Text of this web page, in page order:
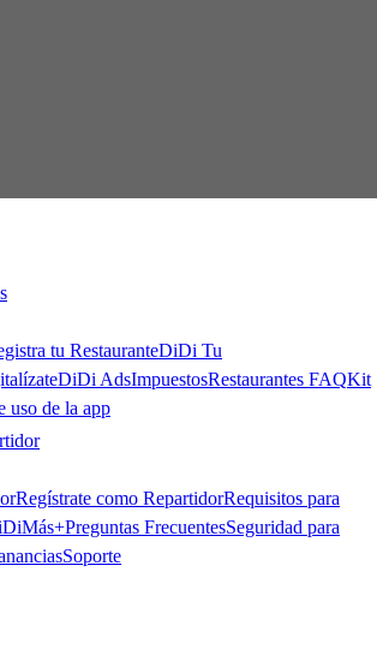
tu RestauranteDiDi Tu
DiDi AdsImpuestosRestaurantes FAQKit
uso de la app
Regístrate como RepartidorRequisitos para
Preguntas FrecuentesSeguridad para
Soporte